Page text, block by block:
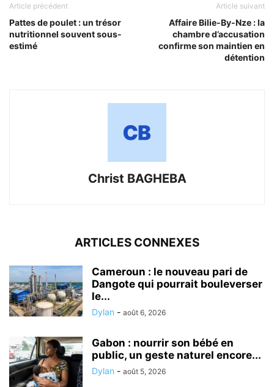
Article précédent
Pattes de poulet : un trésor
nutritionnel souvent sous-
estimé
Article suivant
Affaire Bilie-By-Nze : la
chambre d’accusation
confirme son maintien en
détention
Christ BAGHEBA
ARTICLES CONNEXES
Cameroun : le nouveau pari de
Dangote qui pourrait bouleverser
le...
Dylan - août 6, 2026
Gabon : nourrir son bébé en
public, un geste naturel encore...
Dylan - août 5, 2026